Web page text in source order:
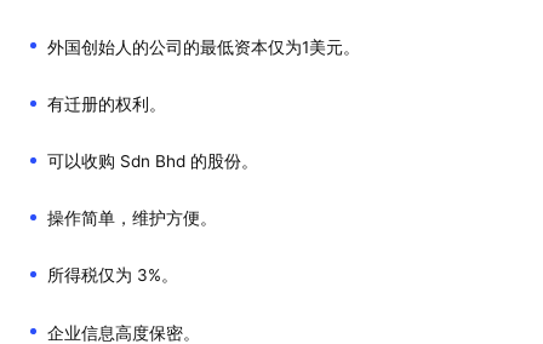
外国创始人的公司的最低资本仅为1美元。
有迁册的权利。
可以收购 Sdn Bhd 的股份。
操作简单，维护方便。
所得税仅为 3%。
企业信息高度保密。